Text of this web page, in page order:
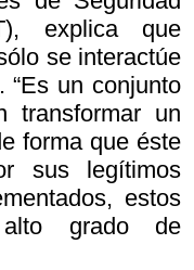
explica que
se interactúe
“Es un conjunto
transformar un
forma que éste
sus legítimos
estos
grado de